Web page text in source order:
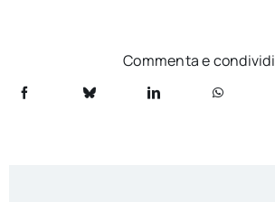
Commenta e condividi